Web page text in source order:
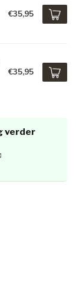
€35,95
€35,95
verder